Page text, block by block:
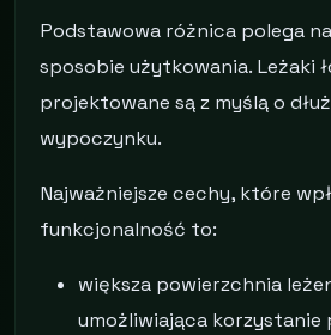
Podstawowa różnica polega
sposobie użytkowania. Leżaki
projektowane są z myślą o
wypoczynku.
Najważniejsze cechy, które
funkcjonalność to:
większa powierzchnia
umożliwiająca korzystanie